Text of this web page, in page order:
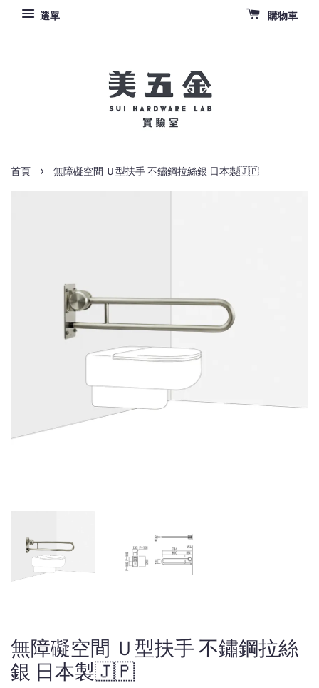
選單 購物車
首頁 › 無障礙空間 Ｕ型扶手 不鏽鋼拉絲銀 日本製🇯🇵
無障礙空間 Ｕ型扶手 不鏽鋼拉絲
銀 日本製🇯🇵